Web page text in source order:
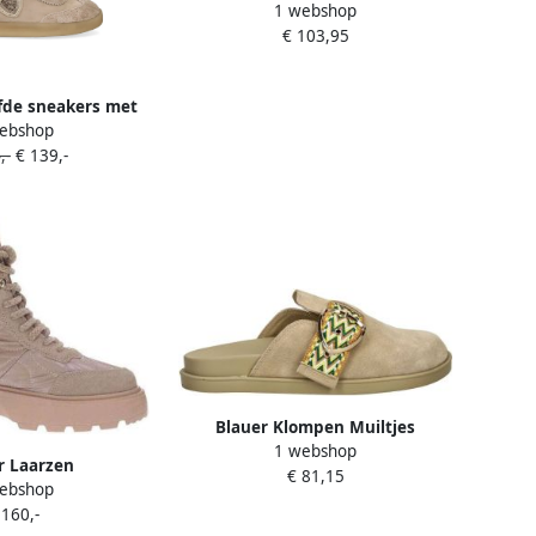
sneakers met
Beige
€ 139,-
1 webshop
€ 103,95
Laarzen
Blauer Klompen Muiltjes
1 webshop
€ 81,15